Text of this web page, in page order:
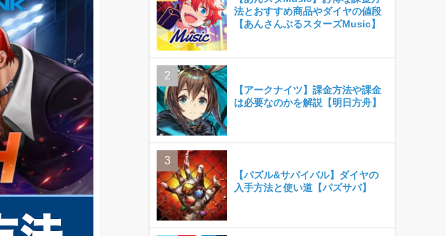
法とおすすめ商品やダイヤの値段
【あんさんぶるスターズMusic】
【アークナイツ】課金方法や課金
は必要なのかを解説【明日方舟】
【パズル&サバイバル】ダイヤの
入手方法と使い道【パズサバ】